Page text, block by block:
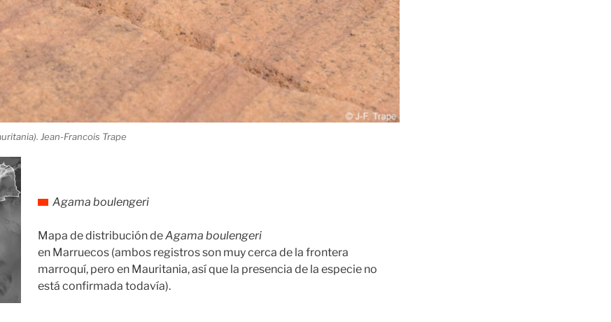
Jean-Francois Trape
Agama boulengeri
Mapa de distribución deAgama boulengeri
en Marruecos (ambos registros son muy cerca de la frontera
marroquí, pero en Mauritania, así que la presencia de la especie no
está confirmada todavía).